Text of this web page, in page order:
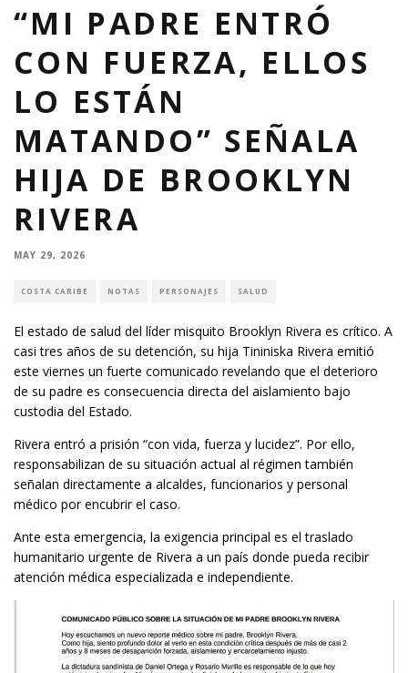
“MI PADRE ENTRÓ
CON FUERZA, ELLOS
LO ESTÁN
MATANDO” SEÑALA
HIJA DE BROOKLYN
RIVERA
MAY 29, 2026
COSTA CARIBE NOTAS PERSONAJES SALUD
El estado de salud del líder misquito Brooklyn Rivera es crítico. A
casi tres años de su detención, su hija Tininiska Rivera emitió
este viernes un fuerte comunicado revelando que el deterioro
de su padre es consecuencia directa del aislamiento bajo
custodia del Estado.
Rivera entró a prisión “con vida, fuerza y lucidez”. Por ello,
responsabilizan de su situación actual al régimen también
señalan directamente a alcaldes, funcionarios y personal
médico por encubrir el caso.
Ante esta emergencia, la exigencia principal es el traslado
humanitario urgente de Rivera a un país donde pueda recibir
atención médica especializada e independiente.